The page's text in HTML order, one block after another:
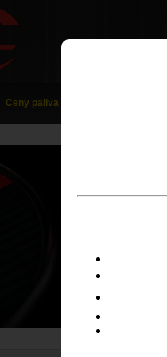
Ceny paliva